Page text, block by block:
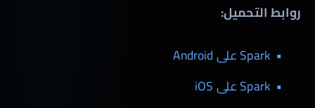
روابط التحميل:
Spark على Android
Spark على iOS